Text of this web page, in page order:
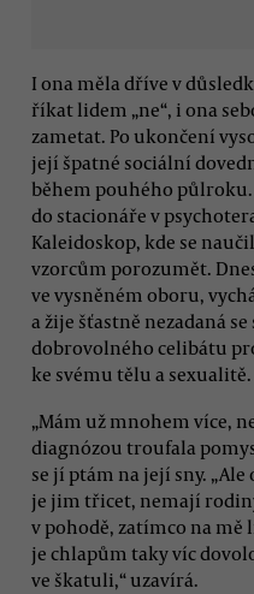
I ona měla dříve v
říkat lidem „ne“, i ona
zametat. Po ukončení
její špatné sociální
během pouhého
do stacionáře v
Kaleidoskop, kde se
vzorcům porozumět.
ve vysněném oboru,
a žije šťastně nezadaná
dobrovolného celibátu
ke svému tělu a sexualitě.
„Mám už mnohem více,
diagnózou troufala
se jí ptám na její sny.
je jim třicet, nemají
v pohodě, zatímco na mě
je chlapům taky víc
ve škatuli,“ uzavírá.